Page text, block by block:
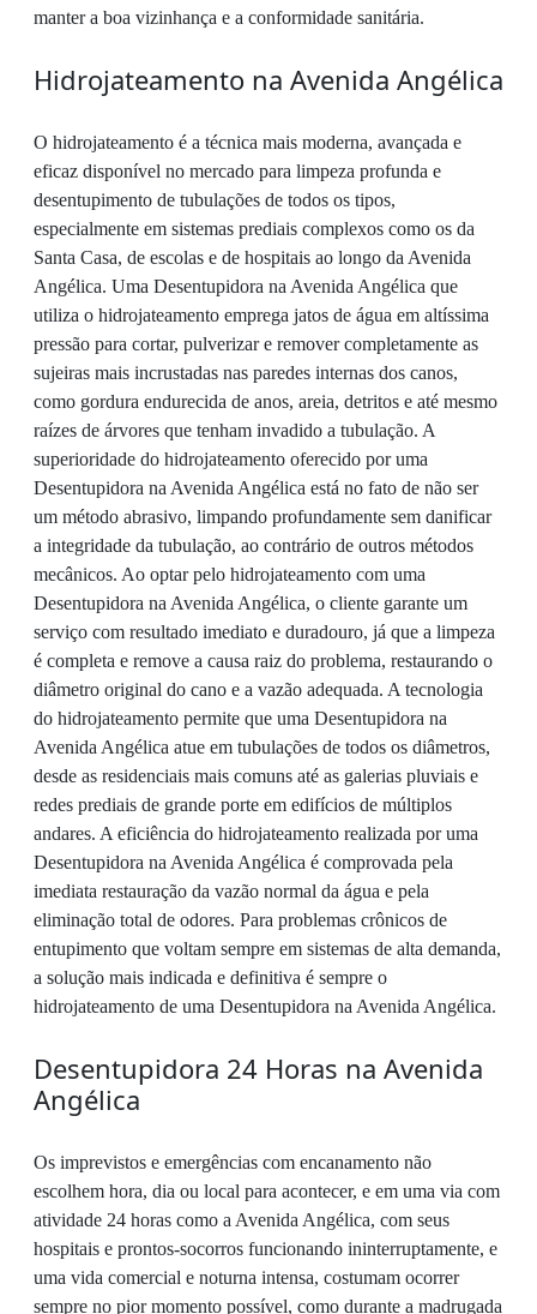
manter a boa vizinhança e a conformidade sanitária.
Hidrojateamento na Avenida Angélica
O hidrojateamento é a técnica mais moderna, avançada e
eficaz disponível no mercado para limpeza profunda e
desentupimento de tubulações de todos os tipos,
especialmente em sistemas prediais complexos como os da
Santa Casa, de escolas e de hospitais ao longo da Avenida
Angélica. Uma Desentupidora na Avenida Angélica que
utiliza o hidrojateamento emprega jatos de água em altíssima
pressão para cortar, pulverizar e remover completamente as
sujeiras mais incrustadas nas paredes internas dos canos,
como gordura endurecida de anos, areia, detritos e até mesmo
raízes de árvores que tenham invadido a tubulação. A
superioridade do hidrojateamento oferecido por uma
Desentupidora na Avenida Angélica está no fato de não ser
um método abrasivo, limpando profundamente sem danificar
a integridade da tubulação, ao contrário de outros métodos
mecânicos. Ao optar pelo hidrojateamento com uma
Desentupidora na Avenida Angélica, o cliente garante um
serviço com resultado imediato e duradouro, já que a limpeza
é completa e remove a causa raiz do problema, restaurando o
diâmetro original do cano e a vazão adequada. A tecnologia
do hidrojateamento permite que uma Desentupidora na
Avenida Angélica atue em tubulações de todos os diâmetros,
desde as residenciais mais comuns até as galerias pluviais e
redes prediais de grande porte em edifícios de múltiplos
andares. A eficiência do hidrojateamento realizada por uma
Desentupidora na Avenida Angélica é comprovada pela
imediata restauração da vazão normal da água e pela
eliminação total de odores. Para problemas crônicos de
entupimento que voltam sempre em sistemas de alta demanda,
a solução mais indicada e definitiva é sempre o
hidrojateamento de uma Desentupidora na Avenida Angélica.
Desentupidora 24 Horas na Avenida
Angélica
Os imprevistos e emergências com encanamento não
escolhem hora, dia ou local para acontecer, e em uma via com
atividade 24 horas como a Avenida Angélica, com seus
hospitais e prontos-socorros funcionando ininterruptamente, e
uma vida comercial e noturna intensa, costumam ocorrer
sempre no pior momento possível, como durante a madrugada